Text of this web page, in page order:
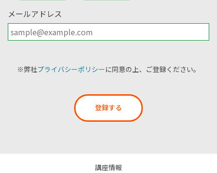
メールアドレス
※弊社プライバシーポリシーに同意の上、ご登録ください。
登録する
講座情報